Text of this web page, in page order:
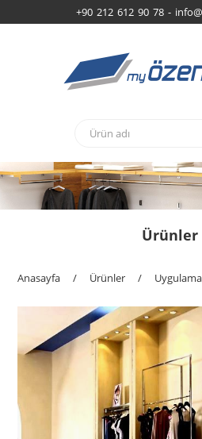
+90 212 612 90 78 -
Ürünler
Anasayfa / Ürünler /